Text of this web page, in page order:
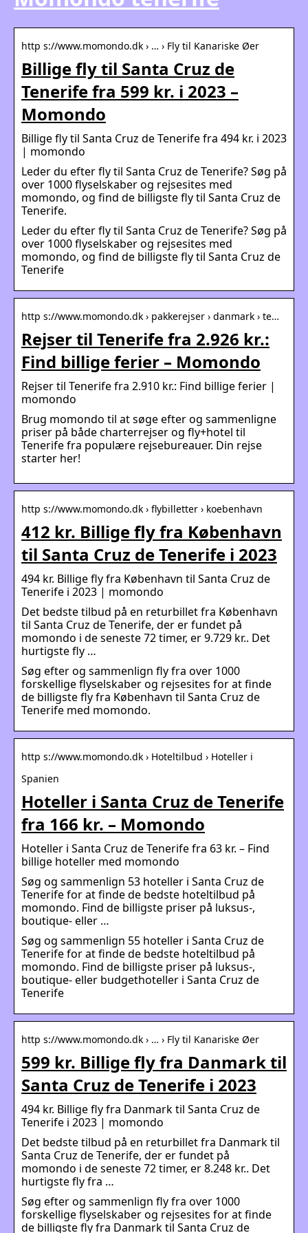
http s://www.momondo.dk › … › Fly til Kanariske Øer
Billige fly til Santa Cruz de
Tenerife fra 599 kr. i 2023 –
Momondo
Billige fly til Santa Cruz de Tenerife fra 494 kr. i 2023
| momondo
Leder du efter fly til Santa Cruz de Tenerife? Søg på
over 1000 flyselskaber og rejsesites med
momondo, og find de billigste fly til Santa Cruz de
Tenerife.
Leder du efter fly til Santa Cruz de Tenerife? Søg på
over 1000 flyselskaber og rejsesites med
momondo, og find de billigste fly til Santa Cruz de
Tenerife
http s://www.momondo.dk › pakkerejser › danmark › te…
Rejser til Tenerife fra 2.926 kr.:
Find billige ferier – Momondo
Rejser til Tenerife fra 2.910 kr.: Find billige ferier |
momondo
Brug momondo til at søge efter og sammenligne
priser på både charterrejser og fly+hotel til
Tenerife fra populære rejsebureauer. Din rejse
starter her!
http s://www.momondo.dk › flybilletter › koebenhavn
412 kr. Billige fly fra København
til Santa Cruz de Tenerife i 2023
494 kr. Billige fly fra København til Santa Cruz de
Tenerife i 2023 | momondo
Det bedste tilbud på en returbillet fra København
til Santa Cruz de Tenerife, der er fundet på
momondo i de seneste 72 timer, er 9.729 kr.. Det
hurtigste fly …
Søg efter og sammenlign fly fra over 1000
forskellige flyselskaber og rejsesites for at finde
de billigste fly fra København til Santa Cruz de
Tenerife med momondo.
http s://www.momondo.dk › Hoteltilbud › Hoteller i
Spanien
Hoteller i Santa Cruz de Tenerife
fra 166 kr. – Momondo
Hoteller i Santa Cruz de Tenerife fra 63 kr. – Find
billige hoteller med momondo
Søg og sammenlign 53 hoteller i Santa Cruz de
Tenerife for at finde de bedste hoteltilbud på
momondo. Find de billigste priser på luksus-,
boutique- eller …
Søg og sammenlign 55 hoteller i Santa Cruz de
Tenerife for at finde de bedste hoteltilbud på
momondo. Find de billigste priser på luksus-,
boutique- eller budgethoteller i Santa Cruz de
Tenerife
http s://www.momondo.dk › … › Fly til Kanariske Øer
599 kr. Billige fly fra Danmark til
Santa Cruz de Tenerife i 2023
494 kr. Billige fly fra Danmark til Santa Cruz de
Tenerife i 2023 | momondo
Det bedste tilbud på en returbillet fra Danmark til
Santa Cruz de Tenerife, der er fundet på
momondo i de seneste 72 timer, er 8.248 kr.. Det
hurtigste fly fra …
Søg efter og sammenlign fly fra over 1000
forskellige flyselskaber og rejsesites for at finde
de billigste fly fra Danmark til Santa Cruz de